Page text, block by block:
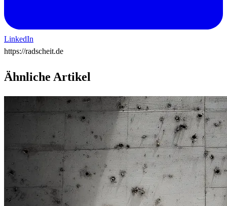
LinkedIn
https://radscheit.de
Ähnliche Artikel